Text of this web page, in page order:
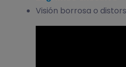
Visión borrosa o